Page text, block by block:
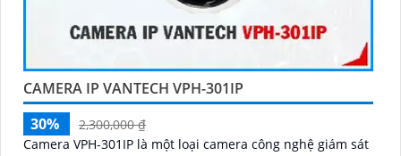
CAMERA IP VANTECH VPH-301IP
30%
2,300,000 ₫
Camera VPH-301IP là một loại camera công nghệ giám sát